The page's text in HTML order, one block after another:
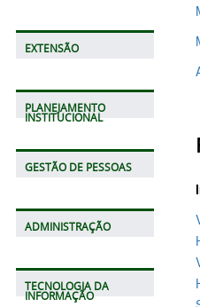
EXTENSÃO
PLANEJAMENTO
INSTITUCIONAL
GESTÃO DE PESSOAS
ADMINISTRAÇÃO
TECNOLOGIA DA
INFORMAÇÃO